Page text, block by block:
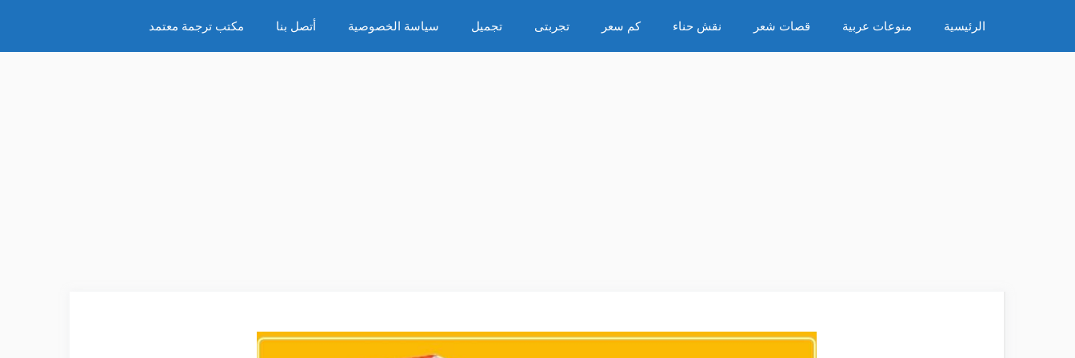
المحتوى
الرئيسية منوعات عربية قصات شعر نقش حناء كم سعر تجربتى تجميل سياسة الخصوصية أتصل بنا مكتب ترجمة معتمد